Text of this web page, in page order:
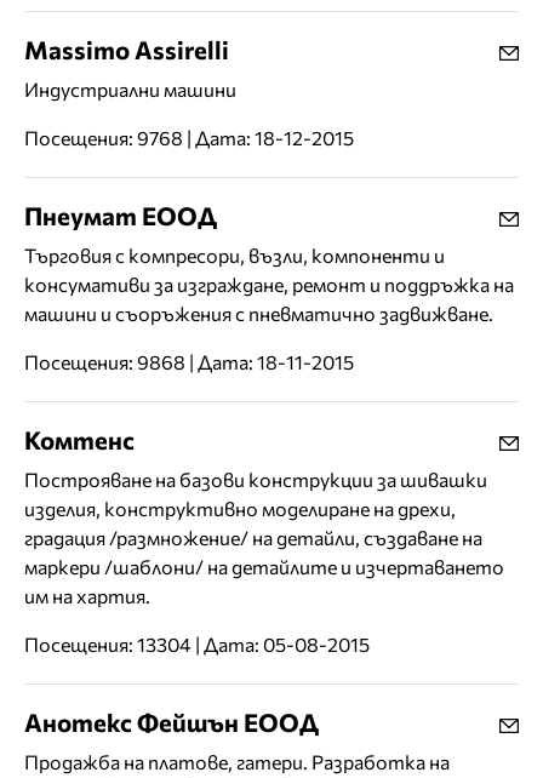
Massimo Assirelli
Индустриални машини
Посещения: 9768 | Дата: 18-12-2015
Пнеумат ЕООД
Търговия с компресори, възли, компоненти и
консумативи за изграждане, ремонт и поддръжка на
машини и съоръжения с пневматично задвижване.
Посещения: 9868 | Дата: 18-11-2015
Комтенс
Построяване на базови конструкции за шивашки
изделия, конструктивно моделиране на дрехи,
градация /размножение/ на детайли, създаване на
маркери /шаблони/ на детайлите и изчертаването
им на хартия.
Посещения: 13304 | Дата: 05-08-2015
Анотекс Фейшън ЕООД
Продажба на платове, гатери. Разработка на